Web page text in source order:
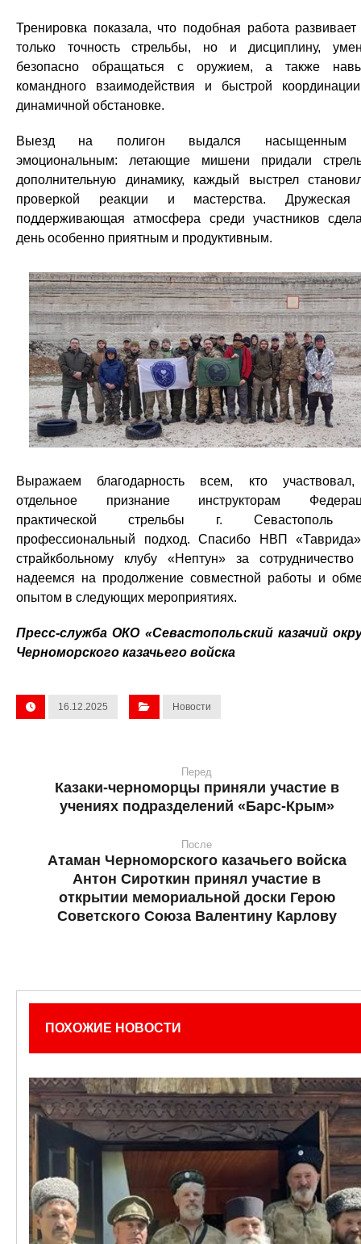
Тренировка показала, что подобная работа
только точность стрельбы, но и дисциплину,
безопасно обращаться с оружием, а также
командного взаимодействия и быстрой
динамичной обстановке.
Выезд на полигон выдался
эмоциональным: летающие мишени придали
дополнительную динамику, каждый выстрел
проверкой реакции и мастерства.
поддерживающая атмосфера среди участников
день особенно приятным и продуктивным.
Выражаем благодарность всем, кто
отдельное признание инструкторам
практической стрельбы г. Севастополь
профессиональный подход. Спасибо НВП
страйкбольному клубу «Нептун» за
надеемся на продолжение совместной работы и
опытом в следующих мероприятиях.
Пресс-служба ОКО «Севастопольский казачий
Черноморского казачьего войска
16.12.2025 Новости
Перед
Казаки-черноморцы приняли участие в
учениях подразделений «Барс-Крым»
После
Атаман Черноморского казачьего войска
Антон Сироткин принял участие в
открытии мемориальной доски Герою
Советского Союза Валентину Карлову
ПОХОЖИЕ НОВОСТИ